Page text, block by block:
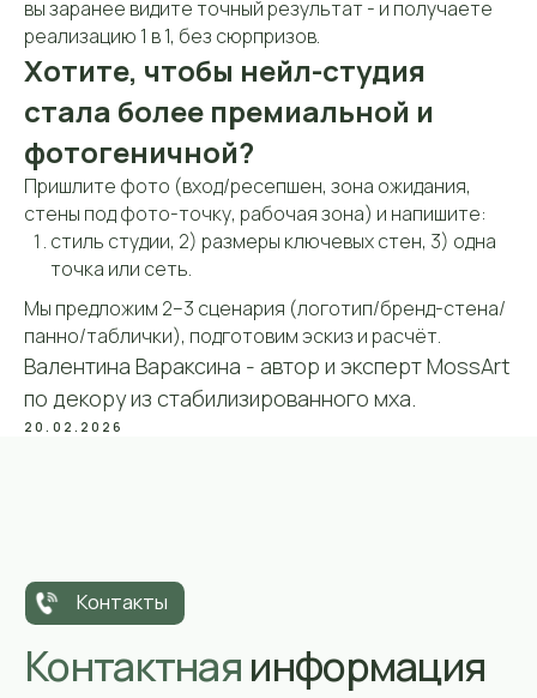
вы заранее видите точный результат - и получаете
реализацию 1 в 1, без сюрпризов.
Хотите, чтобы нейл-студия
стала более премиальной и
фотогеничной?
Пришлите фото (вход/ресепшен, зона ожидания,
стены под фото-точку, рабочая зона) и напишите:
стиль студии, 2) размеры ключевых стен, 3) одна
точка или сеть.
Мы предложим 2–3 сценария (логотип/бренд-стена/
панно/таблички), подготовим эскиз и расчёт.
Валентина Вараксина - автор и эксперт MossArt
по декору из стабилизированного мха.
20.02.2026
ОГРНИП 319508100031803
ИНН 434585388811
Политика конфиденциальности